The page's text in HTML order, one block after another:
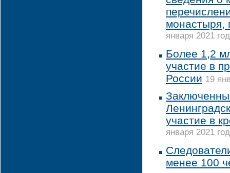
монастыря,
января 2021
Более 1,2
участие в
России 19
участие в
января 2021
менее 100